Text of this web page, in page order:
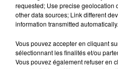
de la...
vous !
requested; Use precise geolocation
other data sources; Link different
information transmitted automatically.
Vous pouvez accepter en cliquant
sélectionnant les finalités et/ou
Vous pouvez également refuser en